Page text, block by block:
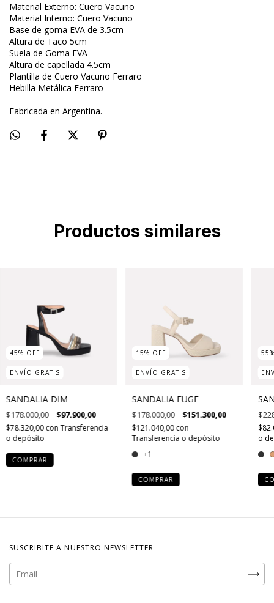
Material Externo: Cuero Vacuno
Material Interno: Cuero Vacuno
Base de goma EVA de 3.5cm
Altura de Taco 5cm
Suela de Goma EVA
Altura de capellada 4.5cm
Plantilla de Cuero Vacuno Ferraro
Hebilla Metálica Ferraro
Fabricada en Argentina.
Productos similares
45% OFF
ENVÍO GRATIS
SANDALIA DIM
$178.000,00 $97.900,00
$78.320,00con Transferencia
o depósito
COMPRAR
15% OFF
ENVÍO GRATIS
SANDALIA EUGE
$178.000,00 $151.300,00
$121.040,00con
Transferencia o depósito
+1
COMPRAR
55
o
SUSCRIBITE A NUESTRO NEWSLETTER